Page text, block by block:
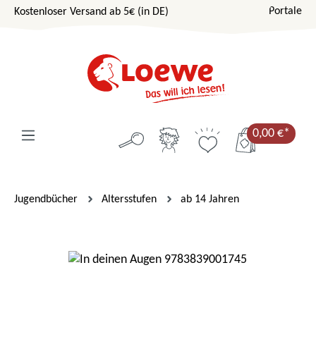
Zum Hauptinhalt springen
Kostenloser Versand ab 5€ (in DE) Portale
0,00 €*
Jugendbücher Altersstufen ab 14 Jahren
Bildergalerie überspringen